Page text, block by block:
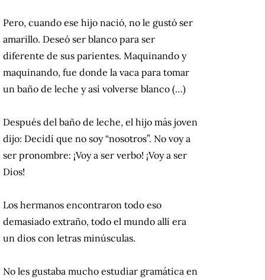
Pero, cuando ese hijo nació, no le gustó ser
amarillo. Deseó ser blanco para ser
diferente de sus parientes. Maquinando y
maquinando, fue donde la vaca para tomar
un baño de leche y así volverse blanco (…)
Después del baño de leche, el hijo más joven
dijo: Decidí que no soy “nosotros”. No voy a
ser pronombre: ¡Voy a ser verbo! ¡Voy a ser
Dios!
Los hermanos encontraron todo eso
demasiado extraño, todo el mundo allí era
un dios con letras minúsculas.
No les gustaba mucho estudiar gramática en